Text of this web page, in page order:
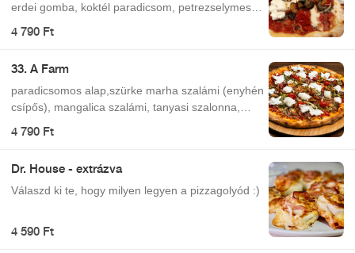
erdei gomba, koktél paradicsom, petrezselymes
vöröshagyma, burrata (krémes, bivaly
4 790 Ft
33. A Farm
paradicsomos alap,szürke marha szalámi (enyhén
csípős), mangalica szalámi, tanyasi szalonna,
burrata (krémes, bivaly mozzarella), mozzarella,
4 790 Ft
Dr. House - extrázva
Válaszd ki te, hogy milyen legyen a pizzagolyód :)
4 590 Ft